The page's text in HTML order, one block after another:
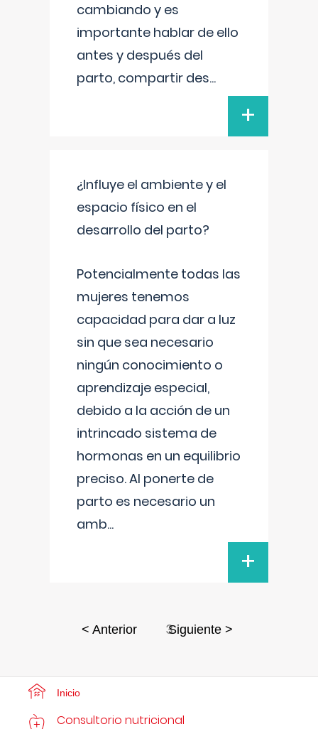
cambiando y es
importante hablar de ello
antes y después del
parto, compartir des...
+
¿Influye el ambiente y el
espacio físico en el
desarrollo del parto?
Potencialmente todas las
mujeres tenemos
capacidad para dar a luz
sin que sea necesario
ningún conocimiento o
aprendizaje especial,
debido a la acción de un
intrincado sistema de
hormonas en un equilibrio
preciso. Al ponerte de
parto es necesario un
amb...
+
< Anterior 3Siguiente >
Inicio
Consultorio nutricional